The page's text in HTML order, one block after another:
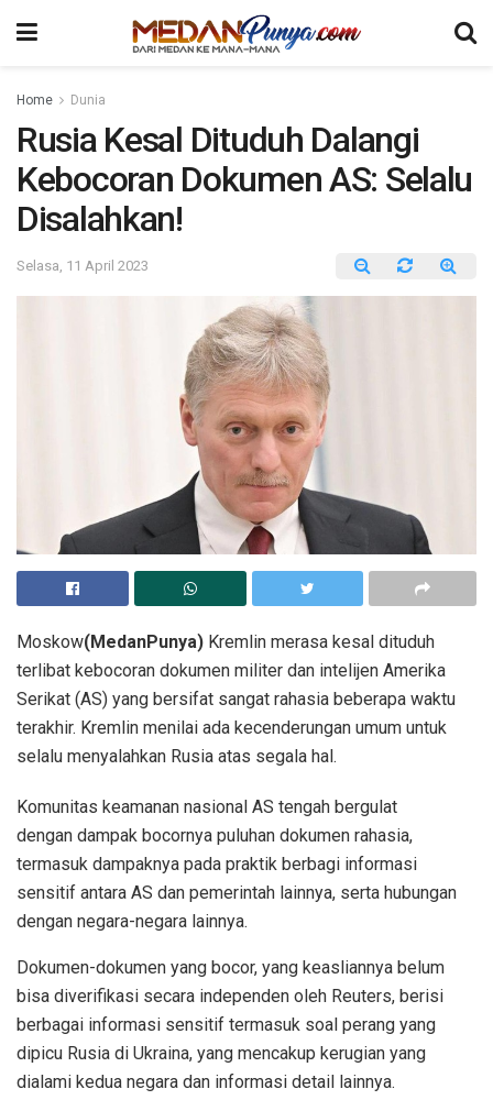
Home Dunia
Rusia Kesal Dituduh Dalangi
Kebocoran Dokumen AS: Selalu
Disalahkan!
Selasa, 11 April 2023
Moskow(MedanPunya) Kremlin merasa kesal dituduh
terlibat kebocoran dokumen militer dan intelijen Amerika
Serikat (AS) yang bersifat sangat rahasia beberapa waktu
terakhir. Kremlin menilai ada kecenderungan umum untuk
selalu menyalahkan Rusia atas segala hal.
Komunitas keamanan nasional AS tengah bergulat
dengan dampak bocornya puluhan dokumen rahasia,
termasuk dampaknya pada praktik berbagi informasi
sensitif antara AS dan pemerintah lainnya, serta hubungan
dengan negara-negara lainnya.
Dokumen-dokumen yang bocor, yang keasliannya belum
bisa diverifikasi secara independen oleh Reuters, berisi
berbagai informasi sensitif termasuk soal perang yang
dipicu Rusia di Ukraina, yang mencakup kerugian yang
dialami kedua negara dan informasi detail lainnya.